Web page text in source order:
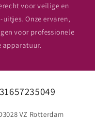
voor veilige en
uitjes. Onze ervaren,
voor professionele
apparatuur.
VZ Rotterdam